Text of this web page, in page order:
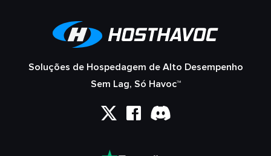
Soluções de Hospedagem de Alto Desempenho
Sem Lag, Só Havoc™